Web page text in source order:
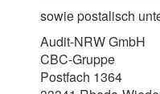
sowie pos­ta­lisch
Audit-​​NRW GmbH
CBC-​​Gruppe
Post­fach 1364